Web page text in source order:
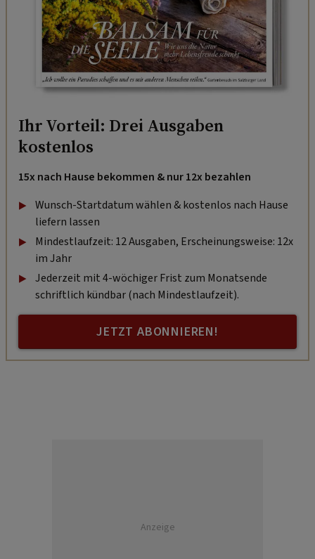
Ihr Vorteil: Drei Ausgaben
kostenlos
15x nach Hause bekommen & nur 12x bezahlen
Wunsch-Startdatum wählen & kostenlos nach Hause
liefern lassen
Mindestlaufzeit: 12 Ausgaben, Erscheinungsweise: 12x
im Jahr
Jederzeit mit 4-wöchiger Frist zum Monatsende
schriftlich kündbar (nach Mindestlaufzeit).
JETZT ABONNIEREN!
Anzeige